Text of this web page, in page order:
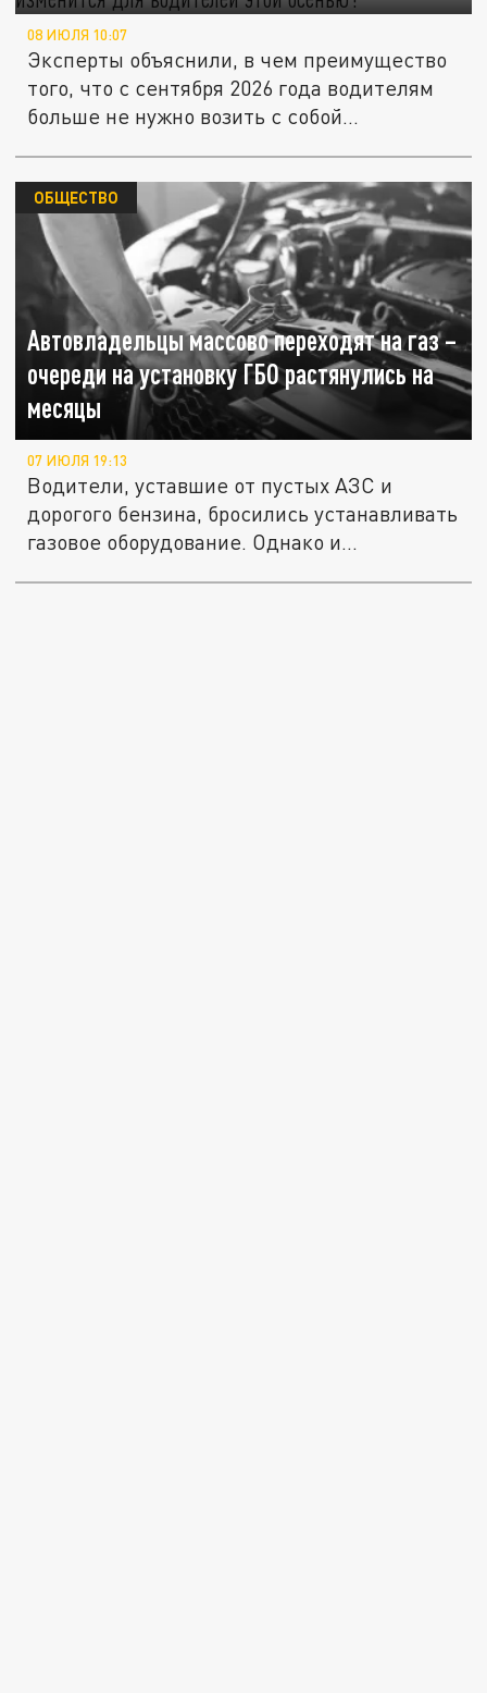
08 ИЮЛЯ 10:07
Эксперты объяснили, в чем преимущество
того, что с сентября 2026 года водителям
больше не нужно возить с собой...
Автовладельцы массово переходят на газ –
очереди на установку ГБО растянулись на
месяцы
ОБЩЕСТВО
07 ИЮЛЯ 19:13
Водители, уставшие от пустых АЗС и
дорогого бензина, бросились устанавливать
газовое оборудование. Однако и...